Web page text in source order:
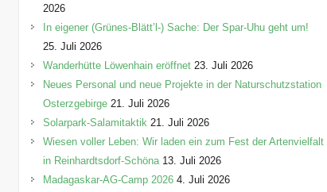
2026
In eigener (Grünes-Blätt’l-) Sache: Der Spar-Uhu geht um!
25. Juli 2026
Wanderhütte Löwenhain eröffnet 23. Juli 2026
Neues Personal und neue Projekte in der Naturschutzstation
Osterzgebirge 21. Juli 2026
Solarpark-Salamitaktik 21. Juli 2026
Wiesen voller Leben: Wir laden ein zum Fest der Artenvielfalt
in Reinhardtsdorf-Schöna 13. Juli 2026
Madagaskar-AG-Camp 2026 4. Juli 2026